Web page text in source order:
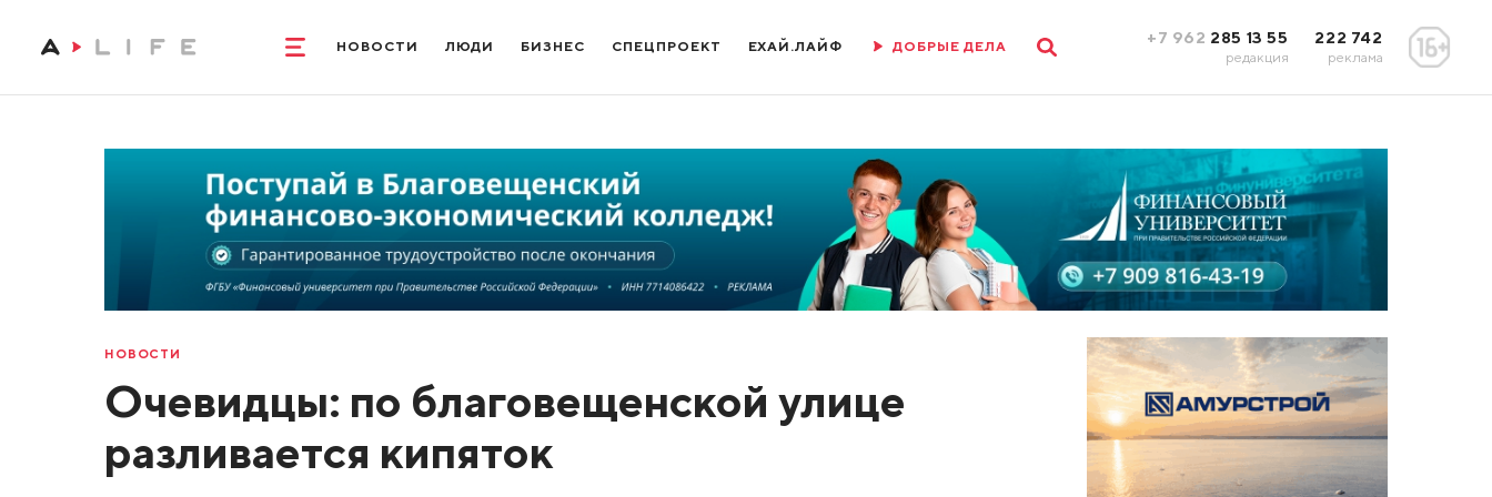
НОВОСТИ ЛЮДИ БИЗНЕС СПЕЦПРОЕКТ ЕХАЙ.ЛАЙФ ДОБРЫЕ ДЕЛА +7 962 285 13 55
редакция
222 742
реклама
НОВОСТИ
Очевидцы: по благовещенской улице
разливается кипяток